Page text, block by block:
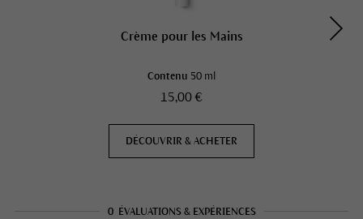
Crème pour les Mains
Contenu 50 ml
15,00 €
DÉCOUVRIR & ACHETER
0 ÉVALUATIONS & EXPÉRIENCES